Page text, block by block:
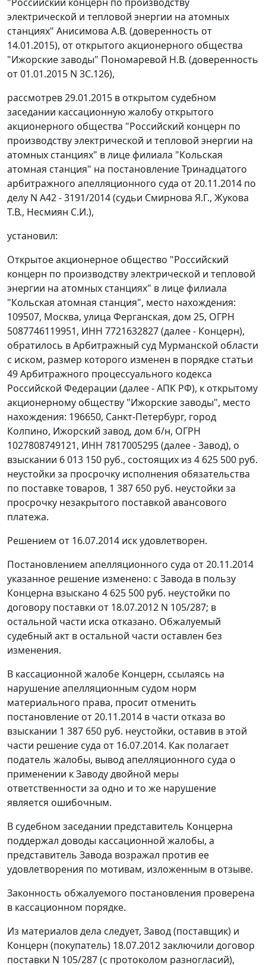
"Российский концерн по производству
электрической и тепловой энергии на атомных
станциях" Анисимова А.В. (доверенность от
14.01.2015), от открытого акционерного общества
"Ижорские заводы" Пономаревой Н.В. (доверенность
от 01.01.2015 N 3С.126),
рассмотрев 29.01.2015 в открытом судебном
заседании кассационную жалобу открытого
акционерного общества "Российский концерн по
производству электрической и тепловой энергии на
атомных станциях" в лице филиала "Кольская
атомная станция" на постановление Тринадцатого
арбитражного апелляционного суда от 20.11.2014 по
делу N А42 - 3191/2014 (судьи Смирнова Я.Г., Жукова
Т.В., Несмиян С.И.),
установил:
Открытое акционерное общество "Российский
концерн по производству электрической и тепловой
энергии на атомных станциях" в лице филиала
"Кольская атомная станция", место нахождения:
109507, Москва, улица Ферганская, дом 25, ОГРН
5087746119951, ИНН 7721632827 (далее - Концерн),
обратилось в Арбитражный суд Мурманской области
с иском, размер которого изменен в порядке статьи
49 Арбитражного процессуального кодекса
Российской Федерации (далее - АПК РФ), к открытому
акционерному обществу "Ижорские заводы", место
нахождения: 196650, Санкт-Петербург, город
Колпино, Ижорский завод, дом б/н, ОГРН
1027808749121, ИНН 7817005295 (далее - Завод), о
взыскании 6 013 150 руб., состоящих из 4 625 500 руб.
неустойки за просрочку исполнения обязательства
по поставке товаров, 1 387 650 руб. неустойки за
просрочку незакрытого поставкой авансового
платежа.
Решением от 16.07.2014 иск удовлетворен.
Постановлением апелляционного суда от 20.11.2014
указанное решение изменено: с Завода в пользу
Концерна взыскано 4 625 500 руб. неустойки по
договору поставки от 18.07.2012 N 105/287; в
остальной части иска отказано. Обжалуемый
судебный акт в остальной части оставлен без
изменения.
В кассационной жалобе Концерн, ссылаясь на
нарушение апелляционным судом норм
материального права, просит отменить
постановление от 20.11.2014 в части отказа во
взыскании 1 387 650 руб. неустойки, оставив в этой
части решение суда от 16.07.2014. Как полагает
податель жалобы, вывод апелляционного суда о
применении к Заводу двойной меры
ответственности за одно и то же нарушение
является ошибочным.
В судебном заседании представитель Концерна
поддержал доводы кассационной жалобы, а
представитель Завода возражал против ее
удовлетворения по мотивам, изложенным в отзыве.
Законность обжалуемого постановления проверена
в кассационном порядке.
Из материалов дела следует, Завод (поставщик) и
Концерн (покупатель) 18.07.2012 заключили договор
поставки N 105/287 (с протоколом разногласий),